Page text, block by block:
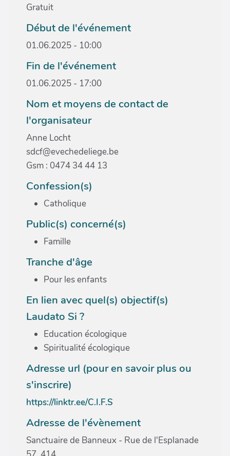
Gratuit
Début de l'événement
01.06.2025 - 10:00
Fin de l'événement
01.06.2025 - 17:00
Nom et moyens de contact de
l'organisateur
Anne Locht
sdcf@evechedeliege.be
Gsm : 0474 34 44 13
Confession(s)
Catholique
Public(s) concerné(s)
Famille
Tranche d'âge
Pour les enfants
En lien avec quel(s) objectif(s)
Laudato Si ?
Education écologique
Spiritualité écologique
Adresse url (pour en savoir plus ou
s'inscrire)
https://linktr.ee/C.I.F.S
Adresse de l'évènement
Sanctuaire de Banneux - Rue de l'Esplanade